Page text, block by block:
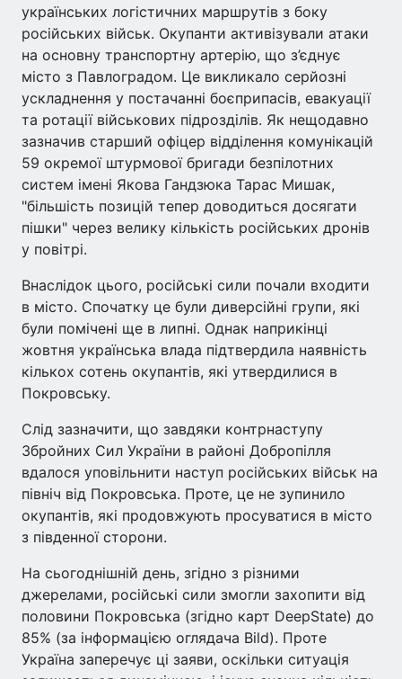
українських логістичних маршрутів з боку
російських військ. Окупанти активізували атаки
на основну транспортну артерію, що з’єднує
місто з Павлоградом. Це викликало серйозні
ускладнення у постачанні боєприпасів, евакуації
та ротації військових підрозділів. Як нещодавно
зазначив старший офіцер відділення комунікацій
59 окремої штурмової бригади безпілотних
систем імені Якова Гандзюка Тарас Мишак,
"більшість позицій тепер доводиться досягати
пішки" через велику кількість російських дронів
у повітрі.
Внаслідок цього, російські сили почали входити
в місто. Спочатку це були диверсійні групи, які
були помічені ще в липні. Однак наприкінці
жовтня українська влада підтвердила наявність
кількох сотень окупантів, які утвердилися в
Покровську.
Слід зазначити, що завдяки контрнаступу
Збройних Сил України в районі Добропілля
вдалося уповільнити наступ російських військ на
північ від Покровська. Проте, це не зупинило
окупантів, які продовжують просуватися в місто
з південної сторони.
На сьогоднішній день, згідно з різними
джерелами, російські сили змогли захопити від
половини Покровська (згідно карт DeepState) до
85% (за інформацією оглядача Bild). Проте
Україна заперечує ці заяви, оскільки ситуація